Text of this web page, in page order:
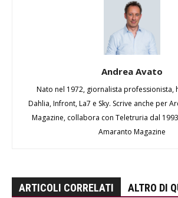
Andrea Avato
Nato nel 1972, giornalista professionista,
Dahlia, Infront, La7 e Sky. Scrive anche per
Magazine, collabora con Teletruria dal
Amaranto Magazine
ARTICOLI CORRELATI ALTRO DI